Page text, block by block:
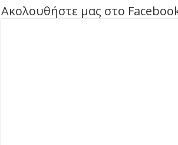
Ακολουθήστε μας στο